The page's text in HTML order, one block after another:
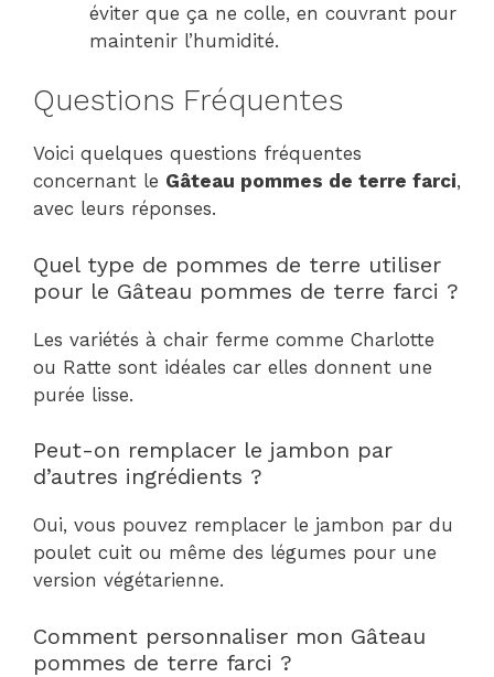
éviter que ça ne colle, en couvrant pour
maintenir l’humidité.
Questions Fréquentes
Voici quelques questions fréquentes
concernant le Gâteau pommes de terre farci,
avec leurs réponses.
Quel type de pommes de terre utiliser
pour le Gâteau pommes de terre farci ?
Les variétés à chair ferme comme Charlotte
ou Ratte sont idéales car elles donnent une
purée lisse.
Peut-on remplacer le jambon par
d’autres ingrédients ?
Oui, vous pouvez remplacer le jambon par du
poulet cuit ou même des légumes pour une
version végétarienne.
Comment personnaliser mon Gâteau
pommes de terre farci ?